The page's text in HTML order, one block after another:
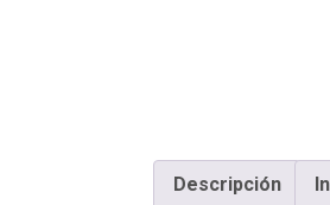
Descripción